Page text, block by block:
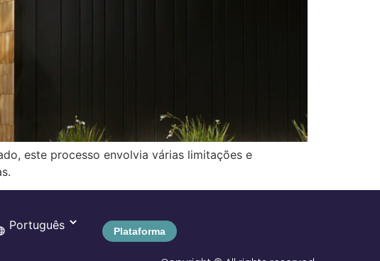
este processo envolvia várias limitações e
Plataforma